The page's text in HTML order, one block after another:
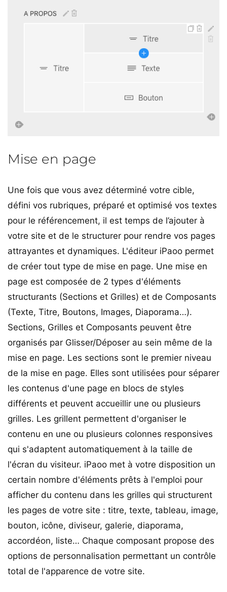
Mise en page
Une fois que vous avez déterminé votre cible,
défini vos rubriques, préparé et optimisé vos textes
pour le référencement, il est temps de l’ajouter à
votre site et de le structurer pour rendre vos pages
attrayantes et dynamiques. L'éditeur iPaoo permet
de créer tout type de mise en page. Une mise en
page est composée de 2 types d'éléments
structurants (Sections et Grilles) et de Composants
(Texte, Titre, Boutons, Images, Diaporama…).
Sections, Grilles et Composants peuvent être
organisés par Glisser/Déposer au sein même de la
mise en page. Les sections sont le premier niveau
de la mise en page. Elles sont utilisées pour séparer
les contenus d'une page en blocs de styles
différents et peuvent accueillir une ou plusieurs
grilles. Les grillent permettent d'organiser le
contenu en une ou plusieurs colonnes responsives
qui s'adaptent automatiquement à la taille de
l'écran du visiteur. iPaoo met à votre disposition un
certain nombre d'éléments prêts à l'emploi pour
afficher du contenu dans les grilles qui structurent
les pages de votre site : titre, texte, tableau, image,
bouton, icône, diviseur, galerie, diaporama,
accordéon, liste… Chaque composant propose des
options de personnalisation permettant un contrôle
total de l'apparence de votre site.